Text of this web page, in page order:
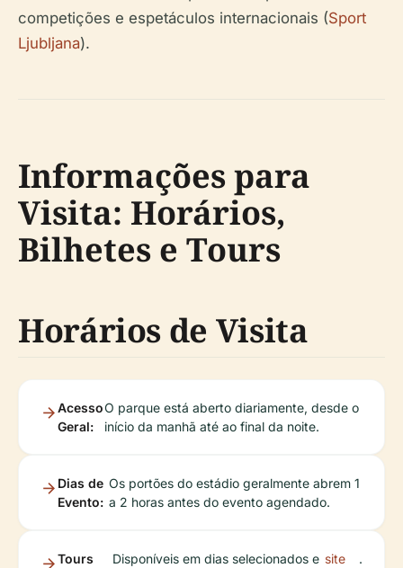
competições e espetáculos internacionais (Sport
Ljubljana).
Informações para
Visita: Horários,
Bilhetes e Tours
Horários de Visita
Acesso
Geral:
O parque está aberto diariamente, desde o
início da manhã até ao final da noite.
Dias de
Evento:
Os portões do estádio geralmente abrem 1
a 2 horas antes do evento agendado.
Tours
Disponíveis em dias selecionados e site
.